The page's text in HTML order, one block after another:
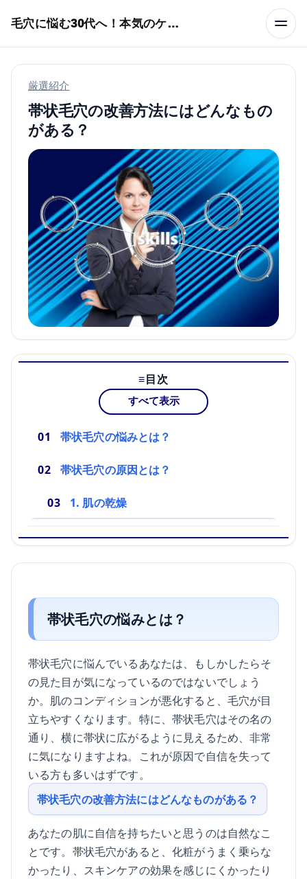
毛穴に悩む30代へ！本気のケア術特集
厳選紹介
帯状毛穴の改善方法にはどんなもの
がある？
目次
すべて表示
帯状毛穴の悩みとは？
帯状毛穴の原因とは？
1. 肌の乾燥
帯状毛穴の悩みとは？
帯状毛穴に悩んでいるあなたは、もしかしたらそ
の見た目が気になっているのではないでしょう
か。肌のコンディションが悪化すると、毛穴が目
立ちやすくなります。特に、帯状毛穴はその名の
通り、横に帯状に広がるように見えるため、非常
に気になりますよね。これが原因で自信を失って
いる方も多いはずです。
帯状毛穴の改善方法にはどんなものがある？
あなたの肌に自信を持ちたいと思うのは自然なこ
とです。帯状毛穴があると、化粧がうまく乗らな
かったり、スキンケアの効果を感じにくかったり